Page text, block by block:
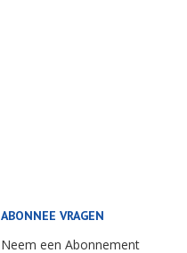
ABONNEE VRAGEN
Neem een Abonnement